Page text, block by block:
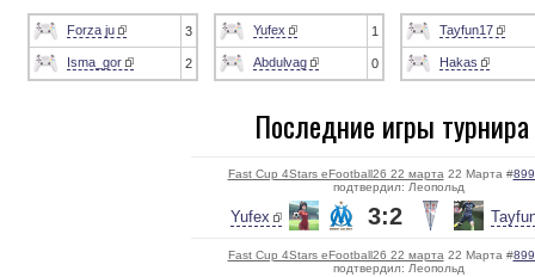
Forza ju 3
Isma_gor 2
Yufex 1
Abdulvag 0
Tayfun17
Hakas
Последние игры турнира
Fast Cup 4Stars eFootball26 22 марта22 Марта #
подтвердил: Леопольд
Yufex 3:2
Fast Cup 4Stars eFootball26 22 марта22 Марта #
подтвердил: Леопольд